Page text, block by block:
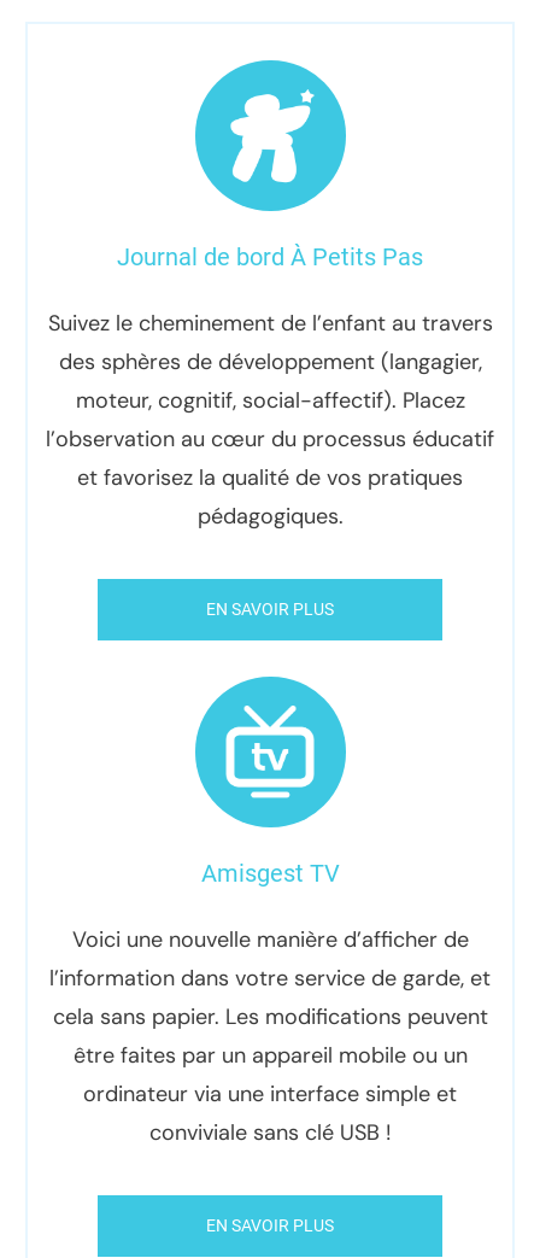
Journal de bord À Petits Pas
Suivez le cheminement de l’enfant au travers
des sphères de développement (langagier,
moteur, cognitif, social-affectif). Placez
l’observation au cœur du processus éducatif
et favorisez la qualité de vos pratiques
pédagogiques.
EN SAVOIR PLUS
Amisgest TV
Voici une nouvelle manière d’afficher de
l’information dans votre service de garde, et
cela sans papier. Les modifications peuvent
être faites par un appareil mobile ou un
ordinateur via une interface simple et
conviviale sans clé USB !
EN SAVOIR PLUS